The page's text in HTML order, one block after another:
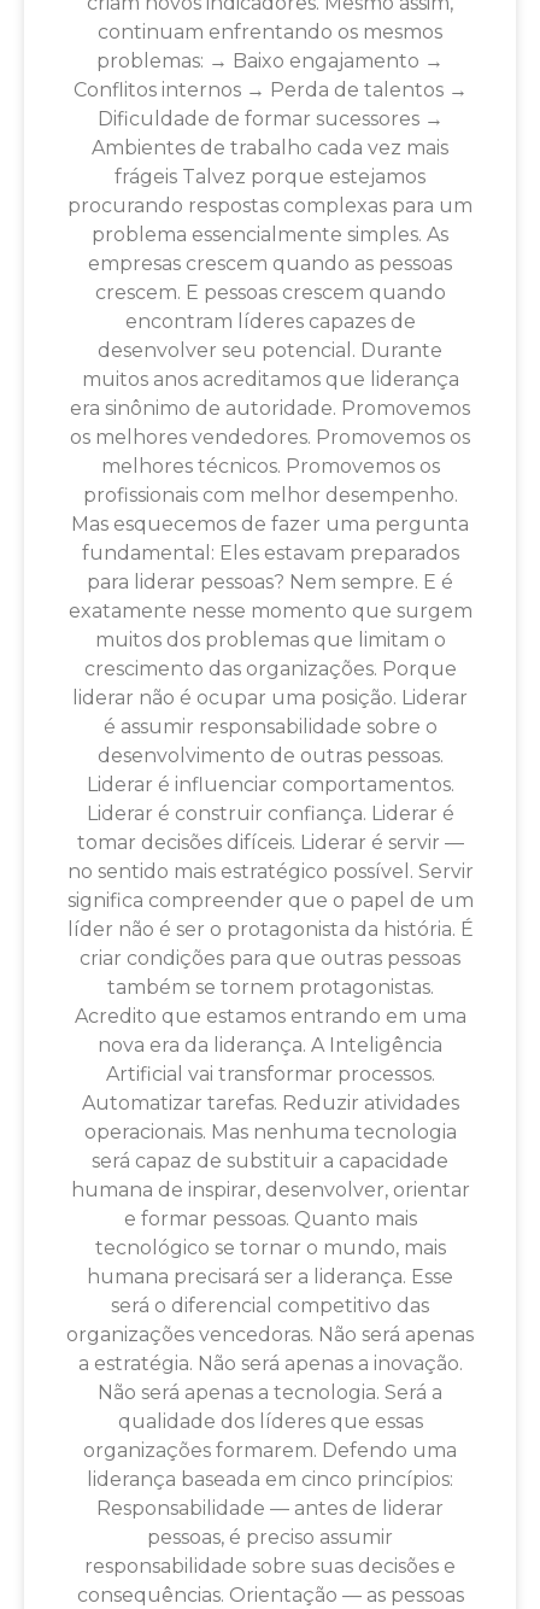
continuam enfrentando os mesmos
problemas: → Baixo engajamento →
Conflitos internos → Perda de talentos →
Dificuldade de formar sucessores →
Ambientes de trabalho cada vez mais
frágeis Talvez porque estejamos
procurando respostas complexas para um
problema essencialmente simples. As
empresas crescem quando as pessoas
crescem. E pessoas crescem quando
encontram líderes capazes de
desenvolver seu potencial. Durante
muitos anos acreditamos que liderança
era sinônimo de autoridade. Promovemos
os melhores vendedores. Promovemos os
melhores técnicos. Promovemos os
profissionais com melhor desempenho.
Mas esquecemos de fazer uma pergunta
fundamental: Eles estavam preparados
para liderar pessoas? Nem sempre. E é
exatamente nesse momento que surgem
muitos dos problemas que limitam o
crescimento das organizações. Porque
liderar não é ocupar uma posição. Liderar
é assumir responsabilidade sobre o
desenvolvimento de outras pessoas.
Liderar é influenciar comportamentos.
Liderar é construir confiança. Liderar é
tomar decisões difíceis. Liderar é servir —
no sentido mais estratégico possível. Servir
significa compreender que o papel de um
líder não é ser o protagonista da história. É
criar condições para que outras pessoas
também se tornem protagonistas.
Acredito que estamos entrando em uma
nova era da liderança. A Inteligência
Artificial vai transformar processos.
Automatizar tarefas. Reduzir atividades
operacionais. Mas nenhuma tecnologia
será capaz de substituir a capacidade
humana de inspirar, desenvolver, orientar
e formar pessoas. Quanto mais
tecnológico se tornar o mundo, mais
humana precisará ser a liderança. Esse
será o diferencial competitivo das
organizações vencedoras. Não será apenas
a estratégia. Não será apenas a inovação.
Não será apenas a tecnologia. Será a
qualidade dos líderes que essas
organizações formarem. Defendo uma
liderança baseada em cinco princípios:
Responsabilidade — antes de liderar
pessoas, é preciso assumir
responsabilidade sobre suas decisões e
consequências. Orientação — as pessoas